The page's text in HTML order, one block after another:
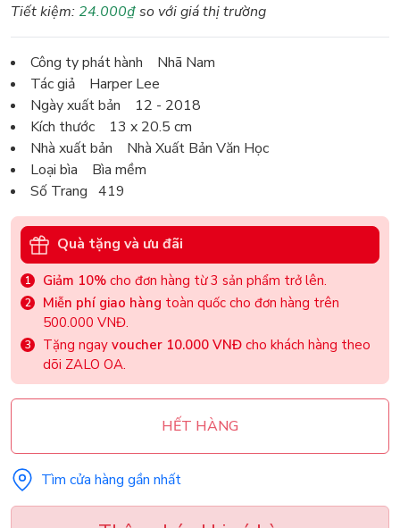
Tiết kiệm: 24.000₫so với giá thị trường
Công ty phát hành Nhã Nam
Tác giả Harper Lee
Ngày xuất bản 12 - 2018
Kích thước 13 x 20.5 cm
Nhà xuất bản Nhà Xuất Bản Văn Học
Loại bìa Bìa mềm
Số Trang 419
Quà tặng và ưu đãi
Giảm 10% cho đơn hàng từ 3 sản phẩm trở lên.
Miễn phí giao hàng toàn quốc cho đơn hàng trên
500.000 VNĐ.
Tặng ngay voucher 10.000 VNĐ cho khách hàng theo
dõi ZALO OA.
HẾT HÀNG
Tìm cửa hàng gần nhất